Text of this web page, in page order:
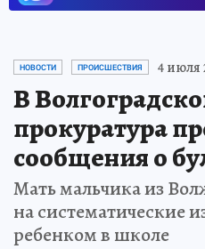
НОВОСТИ ПРОИСШЕСТВИЯ 4 июля
В
прокуратура
сообщения о
Мать мальчика из
на систематические
ребенком в школе